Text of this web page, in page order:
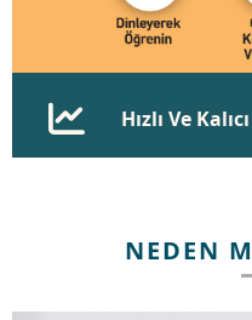
Hızlı Ve
NEDEN